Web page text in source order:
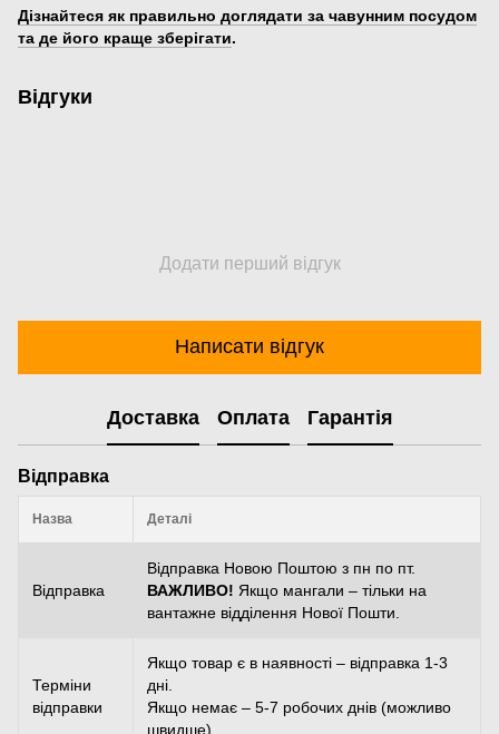
Дізнайтеся як правильно доглядати за чавунним посудом
та де його краще зберігати.
Відгуки
Додати перший відгук
Написати відгук
Доставка Оплата Гарантія
Відправка
Назва Деталі
Відправка
Відправка Новою Поштою з пн по пт.
ВАЖЛИВО! Якщо мангали – тільки на
вантажне відділення Нової Пошти.
Терміни
відправки
Якщо товар є в наявності – відправка 1-3
дні.
Якщо немає – 5-7 робочих днів (можливо
швидше).